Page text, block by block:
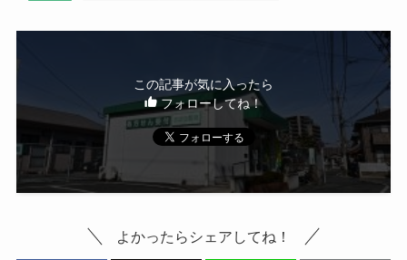
この記事が気に入ったら
フォローしてね！
よかったらシェアしてね！